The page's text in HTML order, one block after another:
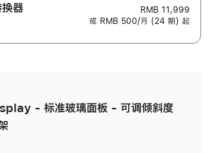
器
RMB 11,999
或 RMB 500/月 (24 期) 起
- 标准玻璃面板 - 可调倾斜度